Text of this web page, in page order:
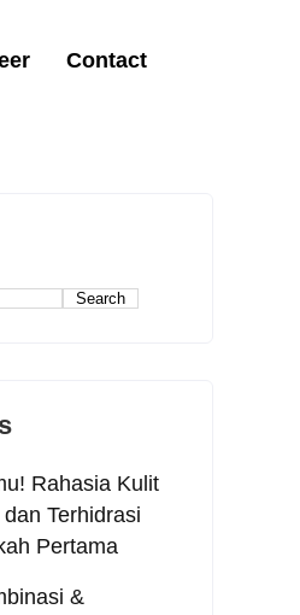
Contact
Search
Rahasia Kulit
Terhidrasi
Pertama
&